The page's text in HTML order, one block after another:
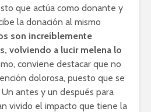
que actúa como donante y
la donación al mismo
son increíblemente
volviendo a lucir melena lo
conviene destacar que no
dolorosa, puesto que se
antes y un después para
vivido el impacto que tiene la